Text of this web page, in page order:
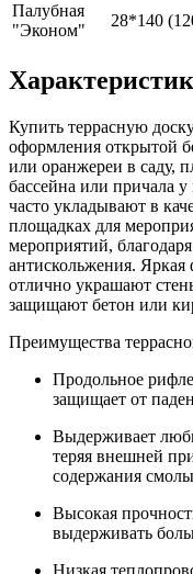
Палубная
"Эконом"
28*140
Купить террасную
оформления открытой
или оранжереи в саду,
бассейна или причала
часто укладывают в
площадках для
мероприятий,
антискольжения. Яркая
отлично украшают
защищают бетон или
Преимущества
Продольное
защищает от
Выдерживает
теряя внешней
содержания
Высокая
выдерживать
Низкая